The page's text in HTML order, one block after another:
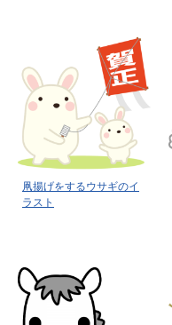
凧揚げをするウサギのイ
ラスト